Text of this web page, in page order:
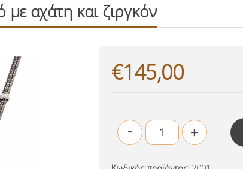
αχάτη και ζιργκόν
€145,00
- +